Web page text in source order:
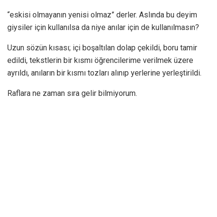
“eskisi olmayanın yenisi olmaz” derler. Aslında bu deyim
giysiler için kullanılsa da niye anılar için de kullanılmasın?
Uzun sözün kısası; içi boşaltılan dolap çekildi, boru tamir
edildi, tekstlerin bir kısmı öğrencilerime verilmek üzere
ayrıldı, anıların bir kısmı tozları alınıp yerlerine yerleştirildi.
Raflara ne zaman sıra gelir bilmiyorum.